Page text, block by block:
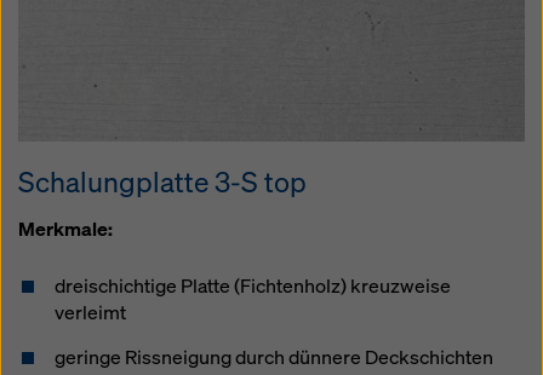
Schalungplatte 3-S top
Merkmale:
dreischichtige Platte (Fichtenholz) kreuzweise
verleimt
geringe Rissneigung durch dünnere Deckschichten